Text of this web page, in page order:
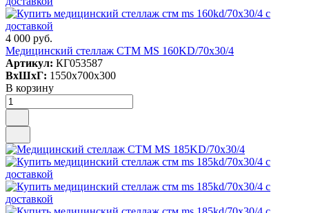
4 000 руб.
Медицинский стеллаж СТМ MS 160KD/70х30/4
Артикул: КГ053587
ВxШxГ: 1550x700x300
В корзину